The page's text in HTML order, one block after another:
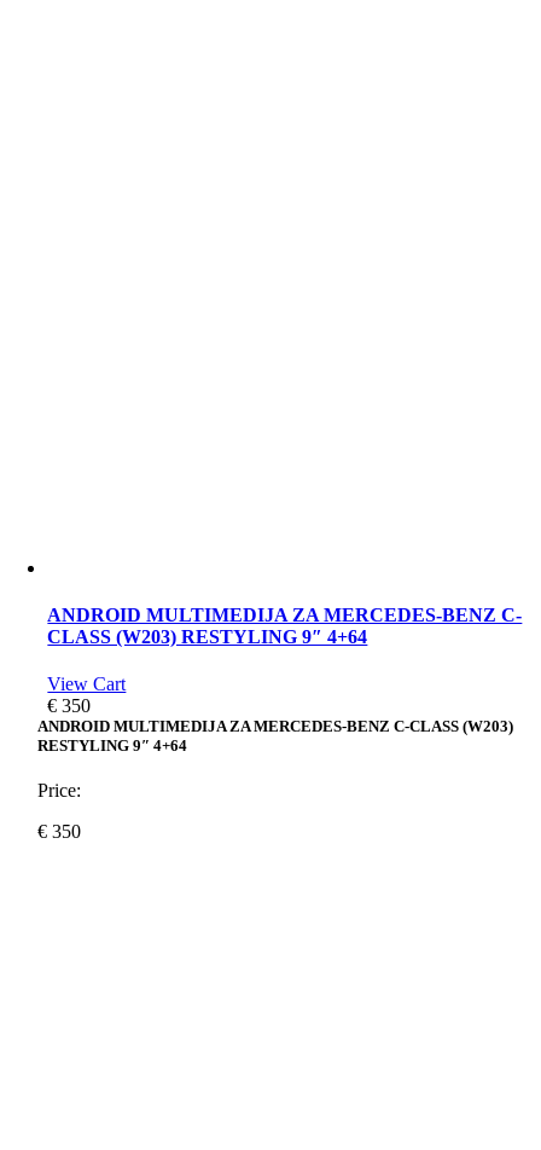
ANDROID MULTIMEDIJA ZA MERCEDES-BENZ C-
CLASS (W203) RESTYLING 9″ 4+64
View Cart
€ 350
ANDROID MULTIMEDIJA ZA MERCEDES-BENZ C-CLASS (W203)
RESTYLING 9″ 4+64
Price:
€ 350